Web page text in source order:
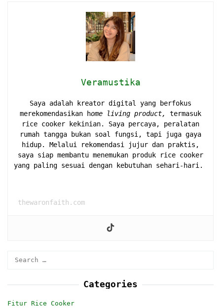
Veramustika
Saya adalah kreator digital yang berfokus
merekomendasikan home living product, termasuk
rice cooker kekinian. Saya percaya, peralatan
rumah tangga bukan soal fungsi, tapi juga gaya
hidup. Melalui rekomendasi jujur dan praktis,
saya siap membantu menemukan produk rice cooker
yang paling sesuai dengan kebutuhan sehari-hari.
thewaronfaith.com
Categories
Fitur Rice Cooker